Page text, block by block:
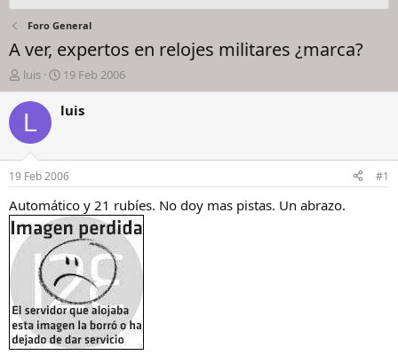
Foro General
A ver, expertos en relojes militares ¿marca?
I
n
i
a
d
o
r
d
e
l
o
luis
F
e
c
e
i
n
i
c
i
o
19 Feb 2006
L luis
19 Feb 2006 #1
Automático y 21 rubíes. No doy mas pistas. Un abrazo.